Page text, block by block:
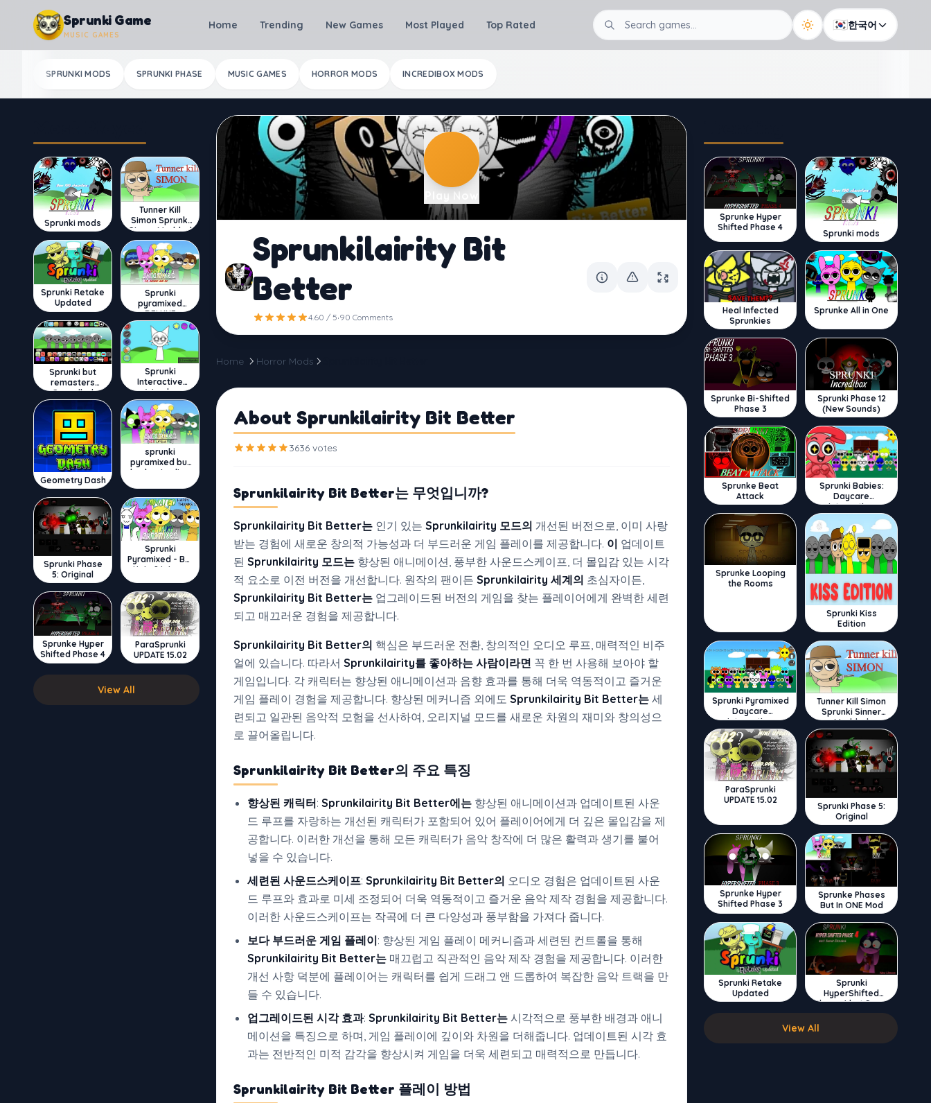
Skip to content
Sprunki Game
MUSIC GAMES
Home Trending New Games Most Played Top Rated 🇰🇷한국어
SPRUNKI MODS SPRUNKI PHASE MUSIC GAMES HORROR MODS INCREDIBOX MODS
Sprunki mods
Tunner Kill
Simon Sprunki
Sinner Modded
Sprunki Retake
Updated
Sprunki
pyramixed
DELUXE
Sprunki but
remasters
Cancelled
Sprunki
Interactive
Wenda
Geometry Dash
sprunki
pyramixed but
broker is alive
Sprunki Phase
5: Original
Sprunki
Pyramixed - But
Upin & Ipin oc
Sprunke Hyper
Shifted Phase 4
ParaSprunki
UPDATE 15.02
View All
Play Now
Sprunkilairity Bit
Better
4.60 / 5·90 Comments
Home Horror Mods
About Sprunkilairity Bit Better
3636 votes
Sprunkilairity Bit Better는 무엇입니까?
Sprunkilairity Bit Better는 인기 있는 Sprunkilairity 모드의 개선된 버전으로, 이미 사랑
받는 경험에 새로운 창의적 가능성과 더 부드러운 게임 플레이를 제공합니다. 이 업데이트
된 Sprunkilairity 모드는 향상된 애니메이션, 풍부한 사운드스케이프, 더 몰입감 있는 시각
적 요소로 이전 버전을 개선합니다. 원작의 팬이든 Sprunkilairity 세계의 초심자이든,
Sprunkilairity Bit Better는 업그레이드된 버전의 게임을 찾는 플레이어에게 완벽한 세련
되고 매끄러운 경험을 제공합니다.
Sprunkilairity Bit Better의 핵심은 부드러운 전환, 창의적인 오디오 루프, 매력적인 비주
얼에 있습니다. 따라서 Sprunkilairity를 좋아하는 사람이라면 꼭 한 번 사용해 보아야 할
게임입니다. 각 캐릭터는 향상된 애니메이션과 음향 효과를 통해 더욱 역동적이고 즐거운
게임 플레이 경험을 제공합니다. 향상된 메커니즘 외에도 Sprunkilairity Bit Better는 세
련되고 일관된 음악적 모험을 선사하여, 오리지널 모드를 새로운 차원의 재미와 창의성으
로 끌어올립니다.
Sprunkilairity Bit Better의 주요 특징
향상된 캐릭터: Sprunkilairity Bit Better에는 향상된 애니메이션과 업데이트된 사운
드 루프를 자랑하는 개선된 캐릭터가 포함되어 있어 플레이어에게 더 깊은 몰입감을 제
공합니다. 이러한 개선을 통해 모든 캐릭터가 음악 창작에 더 많은 활력과 생기를 불어
넣을 수 있습니다.
세련된 사운드스케이프: Sprunkilairity Bit Better의 오디오 경험은 업데이트된 사운
드 루프와 효과로 미세 조정되어 더욱 역동적이고 즐거운 음악 제작 경험을 제공합니다.
이러한 사운드스케이프는 작곡에 더 큰 다양성과 풍부함을 가져다 줍니다.
보다 부드러운 게임 플레이: 향상된 게임 플레이 메커니즘과 세련된 컨트롤을 통해
Sprunkilairity Bit Better는 매끄럽고 직관적인 음악 제작 경험을 제공합니다. 이러한
개선 사항 덕분에 플레이어는 캐릭터를 쉽게 드래그 앤 드롭하여 복잡한 음악 트랙을 만
들 수 있습니다.
업그레이드된 시각 효과: Sprunkilairity Bit Better는 시각적으로 풍부한 배경과 애니
메이션을 특징으로 하며, 게임 플레이에 깊이와 차원을 더해줍니다. 업데이트된 시각 효
과는 전반적인 미적 감각을 향상시켜 게임을 더욱 세련되고 매력적으로 만듭니다.
Sprunkilairity Bit Better 플레이 방법
Sprunke Hyper
Shifted Phase 4
Sprunki mods
Heal Infected
Sprunkies
Sprunke All in One
Sprunke Bi-Shifted
Phase 3
Sprunki Phase 12
(New Sounds)
Sprunke Beat
Attack
Sprunki Babies:
Daycare
Interactive
Sprunke Looping
the Rooms
Sprunki Kiss
Edition
Sprunki Pyramixed
Daycare
Interactive
Tunner Kill Simon
Sprunki Sinner
Modded
ParaSprunki
UPDATE 15.02
Sprunki Phase 5:
Original
Sprunke Hyper
Shifted Phase 3
Sprunke Phases
But In ONE Mod
Sprunki Retake
Updated
Sprunki
HyperShifted
Phase 4 but Swap
Double
View All